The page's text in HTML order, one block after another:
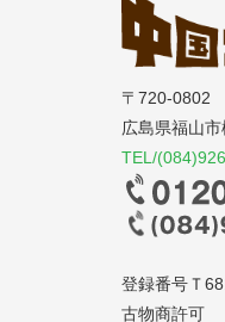
〒720-0802
広島県福山
TEL/
登録番号Ｔ
古物商許可